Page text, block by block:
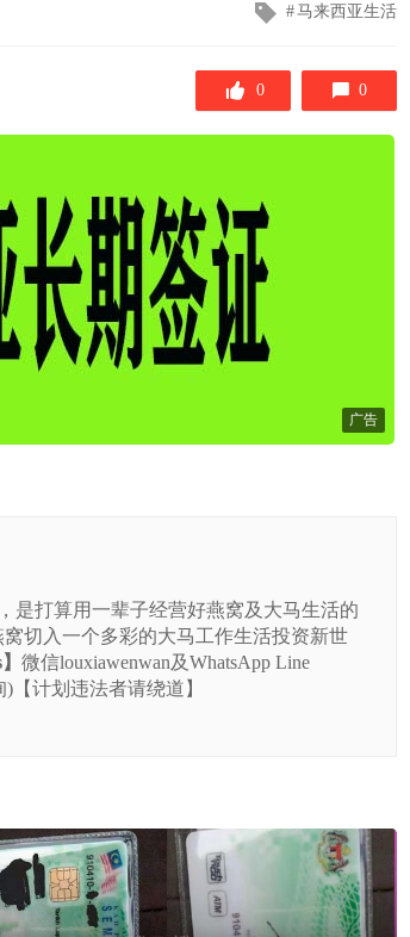
文
签
马来西亚生活
0 0
广告
是打算用一辈子经营好燕窝及大马生活的
切入一个多彩的大马工作生活投资新世
微信louxiawenwan及WhatsApp Line
)【计划违法者请绕道】